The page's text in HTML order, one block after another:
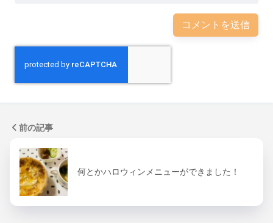
前の記事
何とかハロウィンメニューができました！